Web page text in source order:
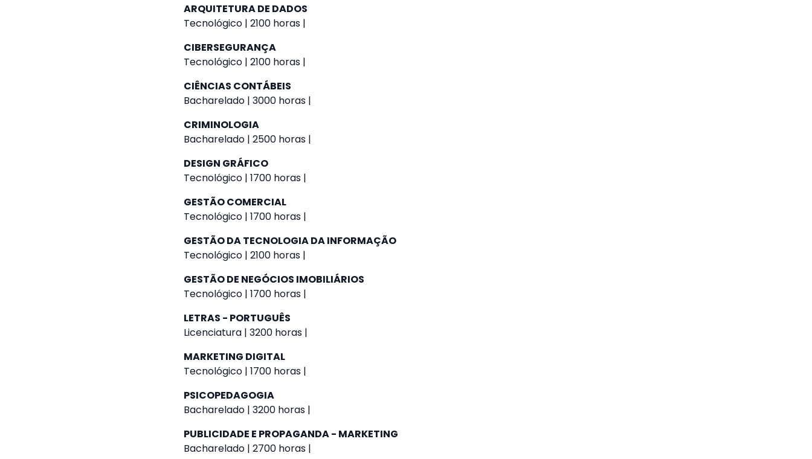
ARQUITETURA DE DADOS
Tecnológico | 2100 horas |
CIBERSEGURANÇA
Tecnológico | 2100 horas |
CIÊNCIAS CONTÁBEIS
Bacharelado | 3000 horas |
CRIMINOLOGIA
Bacharelado | 2500 horas |
DESIGN GRÁFICO
Tecnológico | 1700 horas |
GESTÃO COMERCIAL
Tecnológico | 1700 horas |
GESTÃO DA TECNOLOGIA DA INFORMAÇÃO
Tecnológico | 2100 horas |
GESTÃO DE NEGÓCIOS IMOBILIÁRIOS
Tecnológico | 1700 horas |
LETRAS - PORTUGUÊS
Licenciatura | 3200 horas |
MARKETING DIGITAL
Tecnológico | 1700 horas |
PSICOPEDAGOGIA
Bacharelado | 3200 horas |
PUBLICIDADE E PROPAGANDA - MARKETING
Bacharelado | 2700 horas |